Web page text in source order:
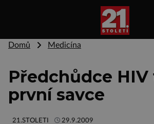
Domů Medicína
Předchůdce
první savce
21.STOLETI 29.9.2009